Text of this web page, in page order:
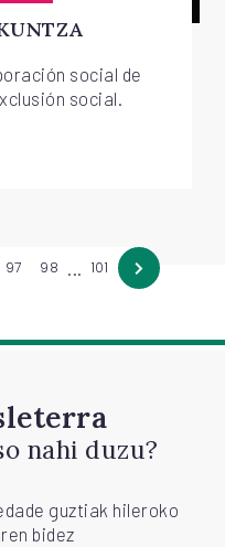
social de
social.
97 98 ... 101
nahi duzu?
guztiak hileroko
bidez